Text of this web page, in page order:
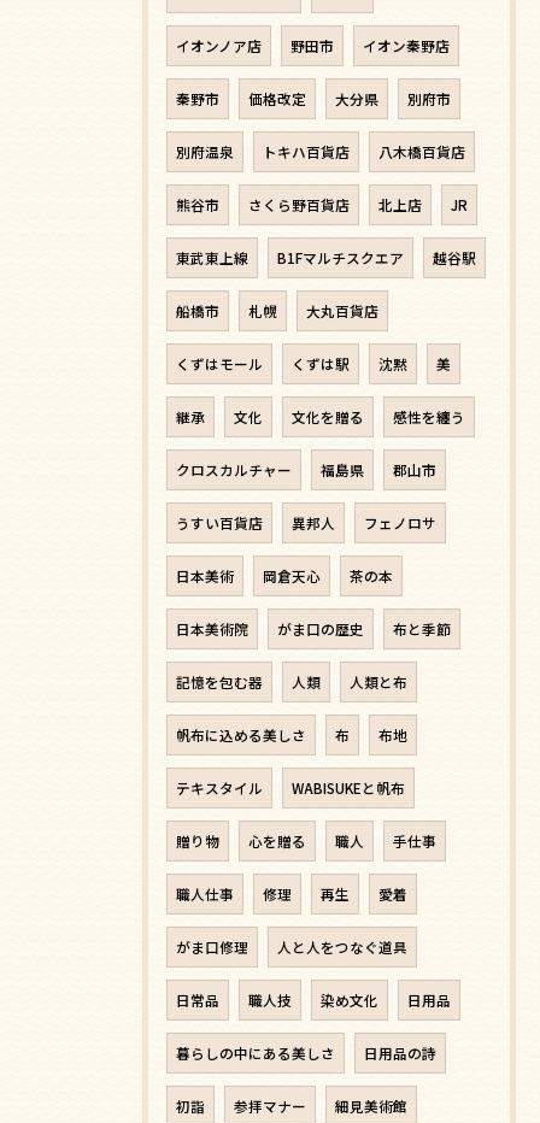
イオンノア店 野田市 イオン秦野店
秦野市 価格改定 大分県 別府市
別府温泉 トキハ百貨店 八木橋百貨店
熊谷市 さくら野百貨店 北上店 JR
東武東上線 B1Fマルチスクエア 越谷駅
船橋市 札幌 大丸百貨店
くずはモール くずは駅 沈黙 美
継承 文化 文化を贈る 感性を纏う
クロスカルチャー 福島県 郡山市
うすい百貨店 異邦人 フェノロサ
日本美術 岡倉天心 茶の本
日本美術院 がま口の歴史 布と季節
記憶を包む器 人類 人類と布
帆布に込める美しさ 布 布地
テキスタイル WABISUKEと帆布
贈り物 心を贈る 職人 手仕事
職人仕事 修理 再生 愛着
がま口修理 人と人をつなぐ道具
日常品 職人技 染め文化 日用品
暮らしの中にある美しさ 日用品の詩
初詣 参拝マナー 細見美術館